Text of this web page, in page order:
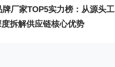
厂家TOP5实力榜：从源头工
拆解供应链核心优势